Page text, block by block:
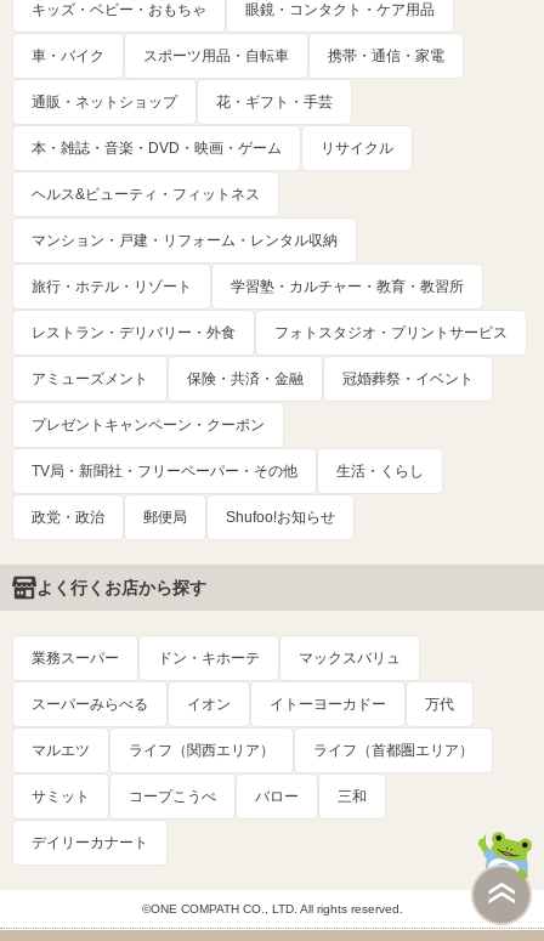
キッズ・ベビー・おもちゃ 眼鏡・コンタクト・ケア用品
車・バイク スポーツ用品・自転車 携帯・通信・家電
通販・ネットショップ 花・ギフト・手芸
本・雑誌・音楽・DVD・映画・ゲーム リサイクル
ヘルス&ビューティ・フィットネス
マンション・戸建・リフォーム・レンタル収納
旅行・ホテル・リゾート 学習塾・カルチャー・教育・教習所
レストラン・デリバリー・外食 フォトスタジオ・プリントサービス
アミューズメント 保険・共済・金融 冠婚葬祭・イベント
プレゼントキャンペーン・クーポン
TV局・新聞社・フリーペーパー・その他 生活・くらし
政党・政治 郵便局 Shufoo!お知らせ
よく行くお店から探す
業務スーパー ドン・キホーテ マックスバリュ
スーパーみらべる イオン イトーヨーカドー 万代
マルエツ ライフ（関西エリア） ライフ（首都圏エリア）
サミット コープこうべ バロー 三和
デイリーカナート
©ONE COMPATH CO., LTD. All rights reserved.